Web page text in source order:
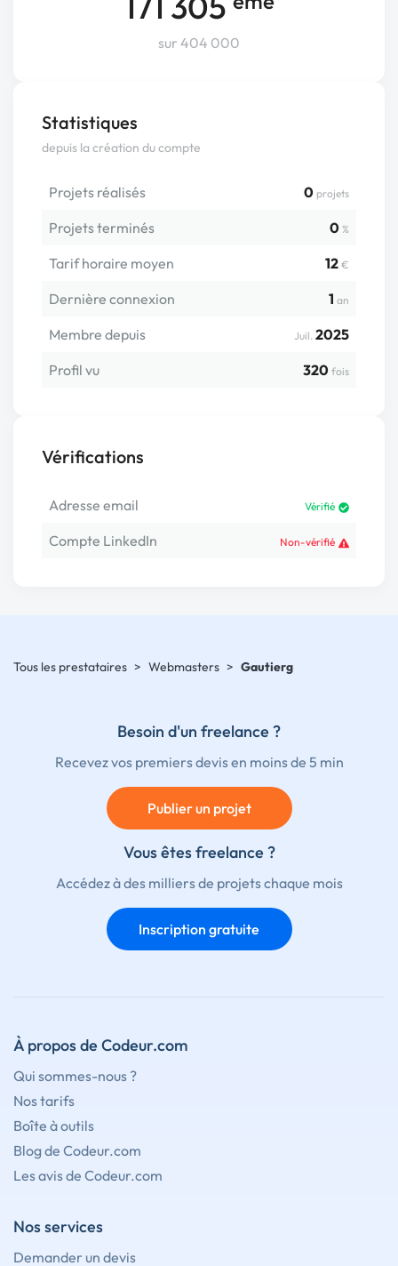
sur 404 000
Statistiques
depuis la création du compte
Projets réalisés 0 projets
Projets terminés 0 %
Tarif horaire moyen 12 €
Dernière connexion 1 an
Membre depuis Juil. 2025
Profil vu
320 fois
Vérifications
Adresse email Vérifié
Compte LinkedIn Non-vérifié
Tous les prestataires > Webmasters > Gautierg
Besoin d'un freelance ?
Recevez vos premiers devis en moins de 5 min
Publier un projet
Vous êtes freelance ?
Accédez à des milliers de projets chaque mois
Inscription gratuite
À propos de Codeur.com
Qui sommes-nous ?
Nos tarifs
Boîte à outils
Blog de Codeur.com
Les avis de Codeur.com
Nos services
Demander un devis